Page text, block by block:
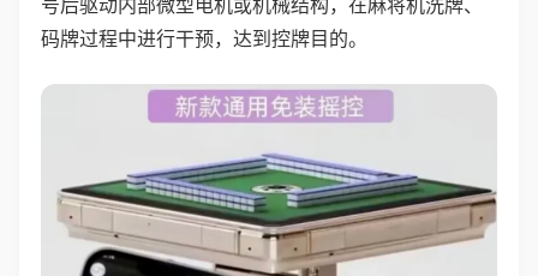
号后驱动内部微型电机或机械结构，在麻将机洗牌、
码牌过程中进行干预，达到控牌目的。